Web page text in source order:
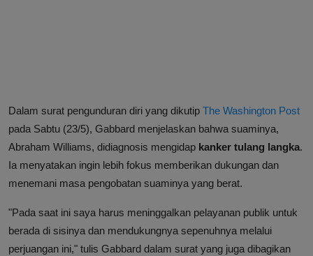
Dalam surat pengunduran diri yang dikutip The Washington Post
pada Sabtu (23/5), Gabbard menjelaskan bahwa suaminya,
Abraham Williams, didiagnosis mengidap kanker tulang langka.
Ia menyatakan ingin lebih fokus memberikan dukungan dan
menemani masa pengobatan suaminya yang berat.
"Pada saat ini saya harus meninggalkan pelayanan publik untuk
berada di sisinya dan mendukungnya sepenuhnya melalui
perjuangan ini," tulis Gabbard dalam surat yang juga dibagikan